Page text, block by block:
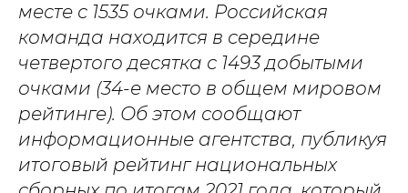
месте с 1535 очками. Российская
команда находится в середине
четвертого десятка с 1493 добытыми
очками (34-е место в общем мировом
рейтинге). Об этом сообщают
информационные агентства, публикуя
итоговый рейтинг национальных